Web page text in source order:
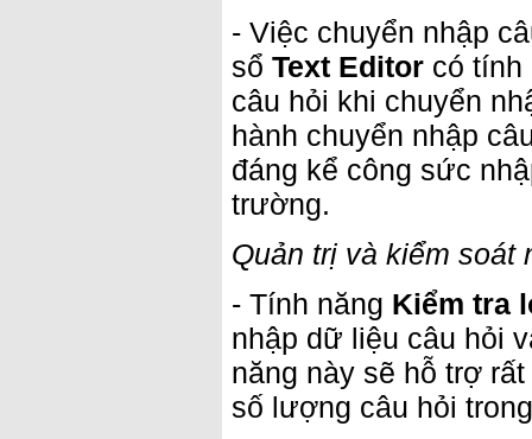
- Việc chuyển nhập
sổ Text Editor có tính
câu hỏi khi chuyển
hành chuyển nhập
đáng kể công sức
trường.
Quản trị và kiểm soát
- Tính năng Kiểm tra
nhập dữ liệu câu hỏi
năng này sẽ hỗ trợ
số lượng câu hỏi